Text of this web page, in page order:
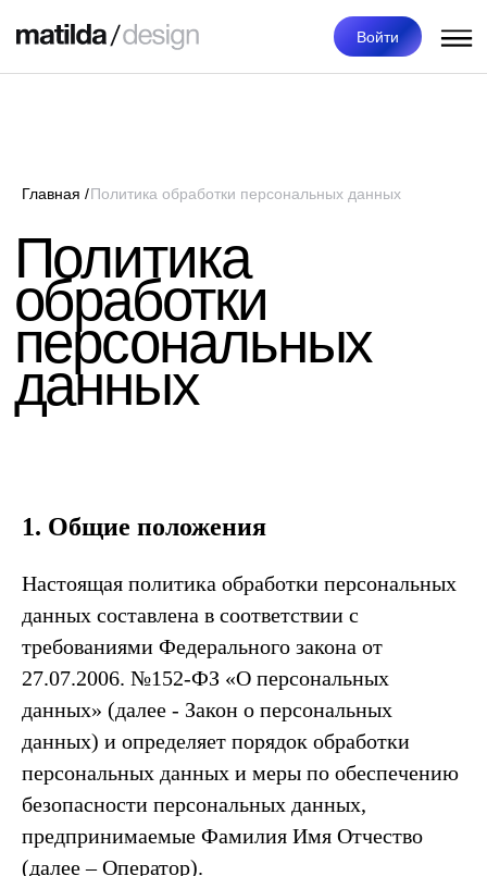
Политика
обработки
персональных
данных
1. Общие положения
Настоящая политика обработки персональных
данных составлена в соответствии с
требованиями Федерального закона от
27.07.2006. №152-ФЗ «О персональных
данных» (далее - Закон о персональных
данных) и определяет порядок обработки
персональных данных и меры по обеспечению
безопасности персональных данных,
предпринимаемые Фамилия Имя Отчество
(далее – Оператор).